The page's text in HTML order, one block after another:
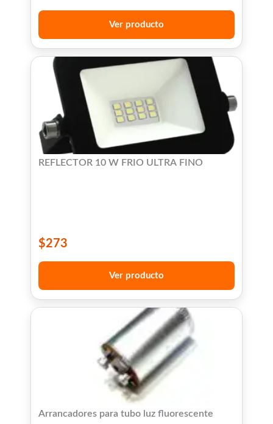
Ver producto
REFLECTOR 10 W FRIO ULTRA FINO
$273
Ver producto
Arrancadores para tubo luz fluorescente